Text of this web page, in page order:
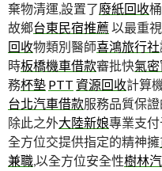
棄物清運,設置了廢紙回收
故鄉台東民宿推薦 以最重視
回收物類別醫師喜鴻旅行社
時板橋機車借款審批快氣密
務杯墊 PTT 資源回收計算
台北汽車借款服務品質保
除此之外大陸新娘專業支
全方位交提供指定的精神擁
兼職,以全方位安全性樹林